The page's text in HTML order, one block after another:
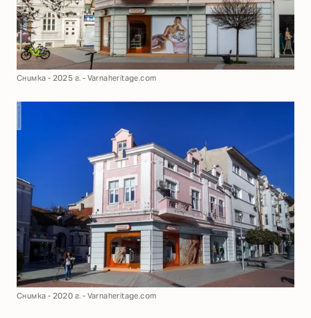
Снимка - 2025 г. - Varnaheritage.com
Снимка - 2020 г. - Varnaheritage.com